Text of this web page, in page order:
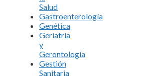
Salud
Gastroenterología
Genética
Geriatría
y
Gerontología
Gestión
Sanitaria